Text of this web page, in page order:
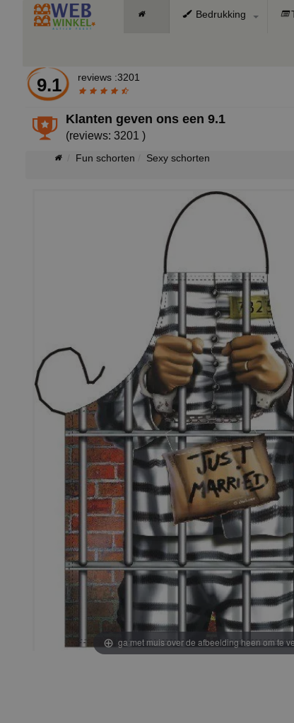
Bedrukking
9.1 reviews :3201
Klanten geven ons een9.1
(reviews: 3201 )
Fun schorten Sexy schorten
ga met muis over de afbeelding heen om te